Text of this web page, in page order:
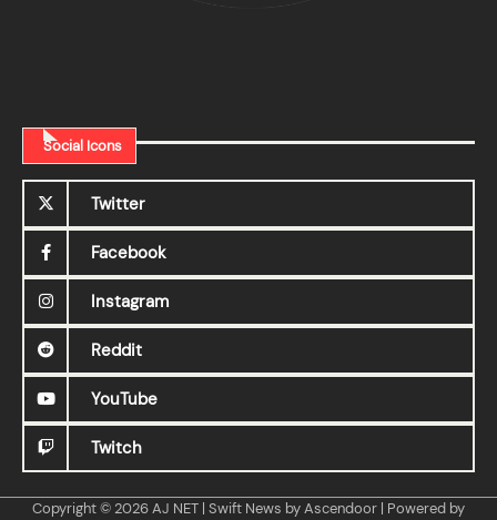
Social Icons
Twitter
Facebook
Instagram
Reddit
YouTube
Twitch
Copyright © 2026AJ NET | Swift News byAscendoor | Powered by